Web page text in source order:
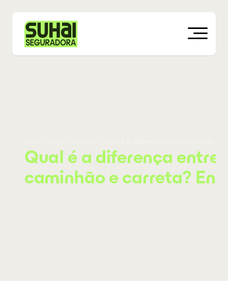
Qual é a diferença entre
caminhão e carreta?